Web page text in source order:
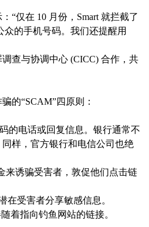
“仅在 10 月份，Smart 就拦截了
众的手机号码。我们还提醒用
查与协调中心 (CICC) 合作，共
的“SCAM”四原则：
的电话或回复信息。银行通常不
样，官方银行和电信公司也绝
来诱骗受害者，敦促他们点击链
在受害者分享敏感信息。
着指向钓鱼网站的链接。